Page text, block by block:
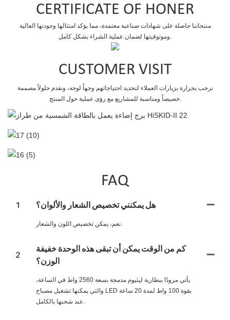
CERTIFICATE OF HONER
منتجاتنا حاصلة على شهادات صناعية معتمدة، مما يؤكد امتثالها وجودتها العالية
وموثوقيتها لضمان عملية الشراء بشكل كامل.
CUSTOMER VISIT
نرحب بحرارة بزيارات العملاء لتحديد احتياجاتهم وجهاً لوجه، ونقدم حلولاً مصممة
خصيصاً ومناسبة للمشاريع مع رؤى عملية حول المنتج.
FAQ
1 هل يمكنني تخصيص الشعار والألوان؟
نعم، يمكن تخصيص اللون والشعار.
2
كم من الوقت يمكن أن تبقى هذه الوحدة خفيفة
الوزن؟
يأتي مزودًا ببطارية ليثيوم مدمجة بسعة 2560 واط في الساعة،
والتي يمكنها تشغيل مصباح LED بقوة 100 واط لمدة 20 ساعة
عند شحنها بالكامل.